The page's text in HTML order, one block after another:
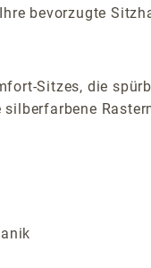
bevorzugte
Sitzes, die